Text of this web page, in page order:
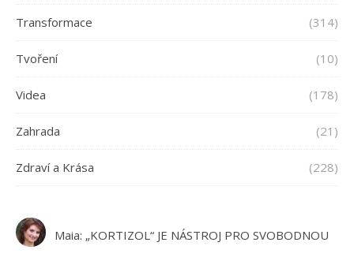
Transformace (314)
Tvoření (10)
Videa (178)
Zahrada (21)
Zdraví a Krása (228)
Maia: „KORTIZOL“ JE NÁSTROJ PRO SVOBODNOU